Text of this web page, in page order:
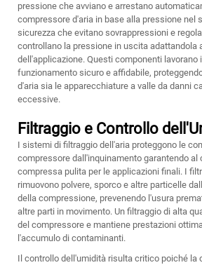
pressione che avviano e arrestano
compressore d'aria in base alla pressione nel
sicurezza che evitano sovrappressioni e
controllano la pressione in uscita adattandola
dell'applicazione. Questi componenti lavorano
funzionamento sicuro e affidabile,
d'aria sia le apparecchiature a valle da danni
eccessive.
Filtraggio e Controllo
I sistemi di filtraggio dell'aria proteggono le
compressore dall'inquinamento garantendo al
compressa pulita per le applicazioni finali. I
rimuovono polvere, sporco e altre particelle
della compressione, prevenendo l'usura
altre parti in movimento. Un filtraggio di alta
del compressore e mantiene prestazioni
l'accumulo di contaminanti.
Il controllo dell'umidità risulta critico poiché la